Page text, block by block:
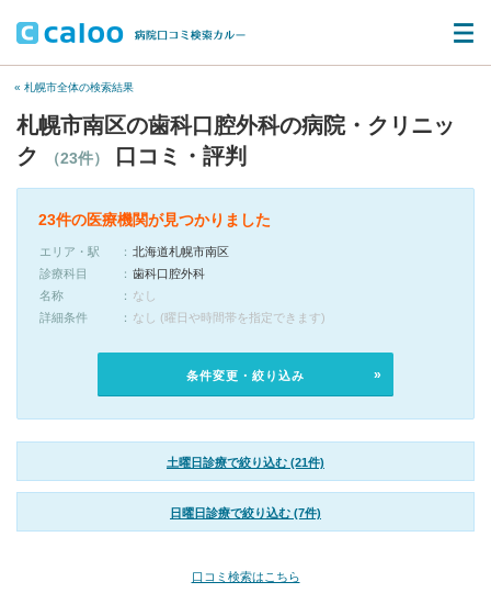
« 札幌市全体の検索結果
札幌市南区の歯科口腔外科の病院・クリニッ
ク
（23件） 口コミ・評判
23件の医療機関が見つかりました
エリア・駅
北海道札幌市南区
診療科目
歯科口腔外科
名称
なし
詳細条件
なし (曜日や時間帯を指定できます)
条件変更・絞り込み
土曜日診療で絞り込む (21件)
日曜日診療で絞り込む (7件)
口コミ検索はこちら